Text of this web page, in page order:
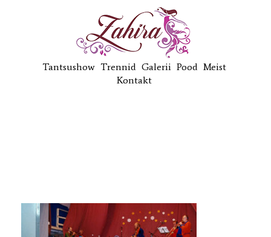
Tantsushow Trennid Galerii Pood Meist
Kontakt